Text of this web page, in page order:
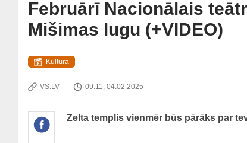
Februārī Nacionālais
Mišimas lugu (+VIDEO)
Kultūra
VS.LV 09:11, 04.02.2025
Zelta templis vienmēr būs pārāks par